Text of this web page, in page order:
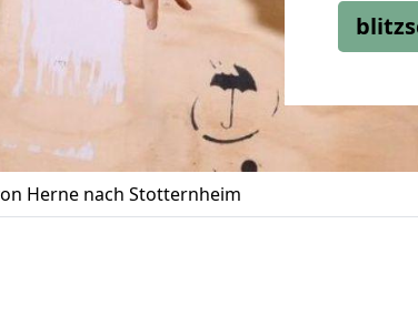
Herne nach Stotternheim